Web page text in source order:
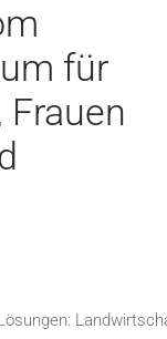
für
Frauen